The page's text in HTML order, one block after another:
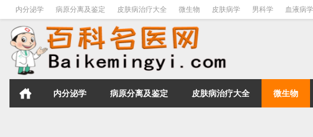
内分泌学 病原分离及鉴定 皮肤病治疗大全 微生物 皮肤病学 男科学 血液病学
内分泌学 病原分离及鉴定 皮肤病治疗大全 微生物